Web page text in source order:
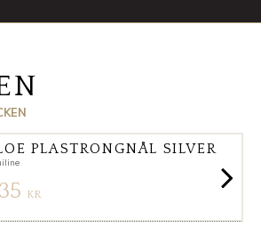
PLASTRONGNÅL SILVER
KR